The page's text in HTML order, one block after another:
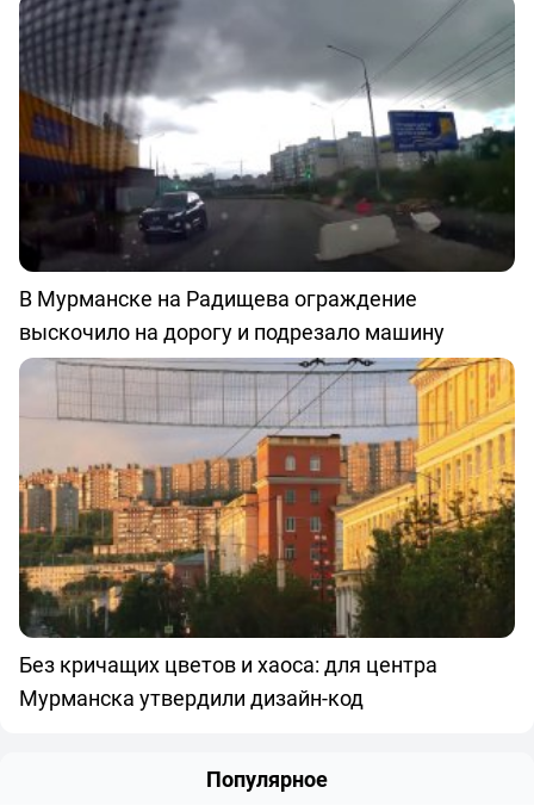
В Мурманске на Радищева ограждение
выскочило на дорогу и подрезало машину
Без кричащих цветов и хаоса: для центра
Мурманска утвердили дизайн-код
Популярное